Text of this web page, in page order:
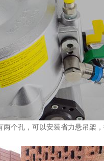
个孔，可以安装省力悬吊架